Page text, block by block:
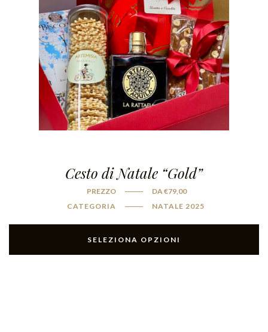
Cesto di Natale “Gold”
PREZZO DA €79,00
CATEGORIA
NATALE 2025
SELEZIONA OPZIONI